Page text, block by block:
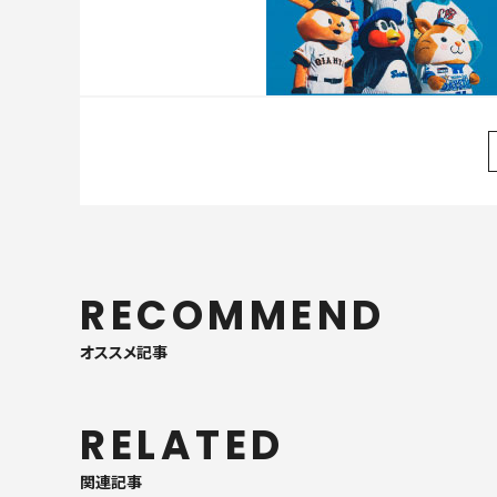
RECOMMEND
オススメ記事
RELATED
関連記事